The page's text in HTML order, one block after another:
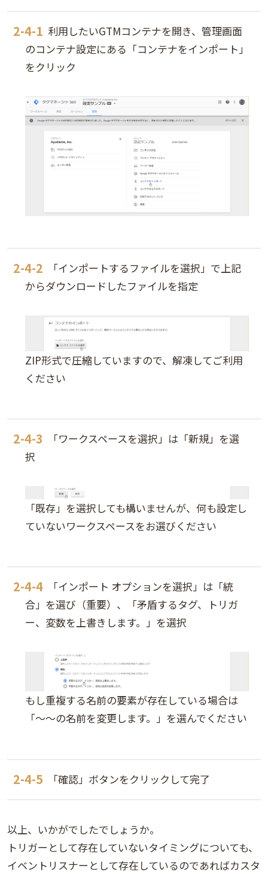
利用したいGTMコンテナを開き、管理画面
のコンテナ設定にある「コンテナをインポート」
をクリック
「インポートするファイルを選択」で上記
からダウンロードしたファイルを指定
ZIP形式で圧縮していますので、解凍してご利用
ください
「ワークスペースを選択」は「新規」を選
択
「既存」を選択しても構いませんが、何も設定し
ていないワークスペースをお選びください
「インポート オプションを選択」は「統
合」を選び（重要）、「矛盾するタグ、トリガ
ー、変数を上書きします。」を選択
もし重複する名前の要素が存在している場合は
「～～の名前を変更します。」を選んでください
「確認」ボタンをクリックして完了
以上、いかがでしたでしょうか。
トリガーとして存在していないタイミングについても、
イベントリスナーとして存在しているのであればカスタ